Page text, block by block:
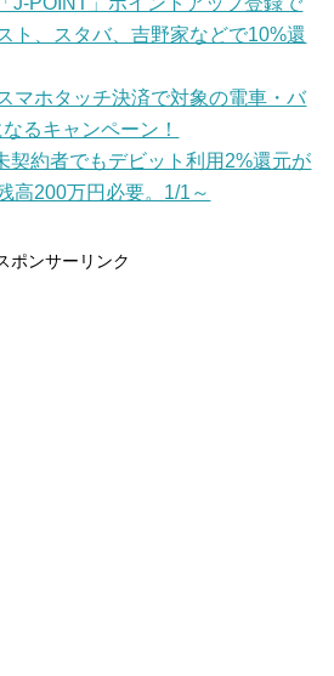
ト、スタバ、吉野家などで10%還
マホタッチ決済で対象の電車・バ
るキャンペーン！
契約者でもデビット利用2%還元が
高200万円必要。1/1～
ポンサーリンク